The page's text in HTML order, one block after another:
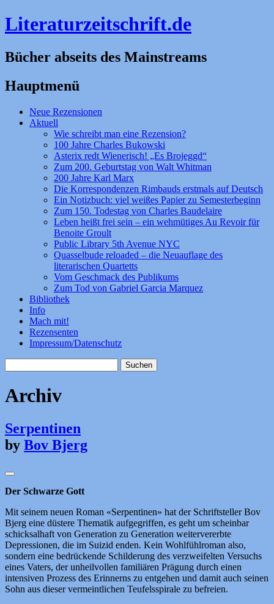
Literaturzeitschrift.de
Bücher abseits des Mainstreams
Hauptmenü
Zum
Inhalt
Neue Rezensionen
Aktuell
Wie schreibt man eine Rezension?
100 Jahre Charles Bukowski
Asterix redt Wienerisch! „Es Brojeggd“
Zum 200. Geburtstag von Walt Whitman
200 Jahre Karl Marx
Die Korrespondenzen Rimbauds erstmals auf Deutsch
Ein Notizbuch: viel weißes Papier zu Semesterbeginn
Zum 150. Todestag von Charles Baudelaire
Leben heißt frei sein – ein wehmütiges Au Revoir für
Benoite Groult
Public Library 5th Avenue NYC
Quasselbude reloaded – die Neuauflage des
literarischen Quartetts
Vom Geschmack des Publikums
Zum Tod von Gabriel Garcia Marquez
Bibliothek
Info
Mach mit!
Rezensenten
Impressum/Datenschutz
nach:
Archiv
Serpentinen
by Bov Bjerg
Der Schwarze Gott
Mit seinem neuen Roman «Serpentinen» hat der Schriftsteller Bov
Bjerg eine düstere Thematik aufgegriffen, es geht um scheinbar
schicksalhaft von Generation zu Generation weitervererbte
Depressionen, die im Suizid enden. Kein Wohlfühlroman also,
sondern eine bedrückende Schilderung des verzweifelten Versuchs
eines Vaters, der unheilvollen familiären Prägung durch einen
intensiven Prozess des Erinnerns zu entgehen und damit auch seinen
Sohn aus dieser vermeintlichen Teufelsspirale zu befreien.